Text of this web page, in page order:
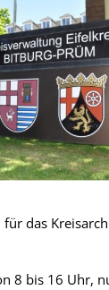
das
8 bis 16 Uhr,